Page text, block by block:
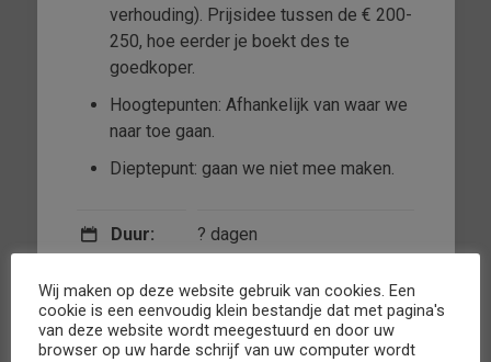
verhouding). Prijsidee tussen de € 200-
250, hoe eerder je boekt des te
goedkoper.
Hoogtepunten: Afhankelijk van waar we
naar toe gaan.
Dieptepunt: gaan we niet mee maken.
Duur: ? dagen
Lengte:
ca. 2.100 kilometer of
minder indien gewenst
Datum: ergens in mei
Wij maken op deze website gebruik van cookies. Een
cookie is een eenvoudig klein bestandje dat met pagina's
van deze website wordt meegestuurd en door uw
browser op uw harde schrijf van uw computer wordt